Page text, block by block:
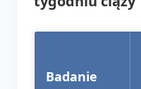
Badanie